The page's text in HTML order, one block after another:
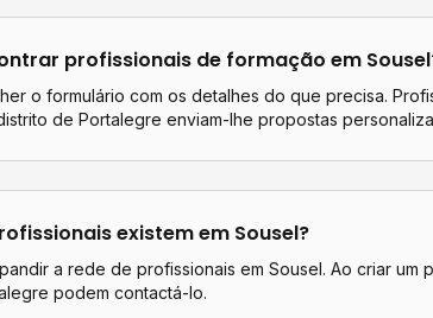
profissionais de formação em Sousel
o formulário com os detalhes do que precisa.
de Portalegre enviam-lhe propostas
existem em Sousel?
a rede de profissionais em Sousel. Ao criar um
podem contactá-lo.